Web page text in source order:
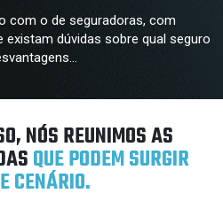
com o de seguradoras, com
dúvidas sobre qual seguro
NÓS REUNIMOS AS
QUE PODEM SURGIR
CENÁRIO.